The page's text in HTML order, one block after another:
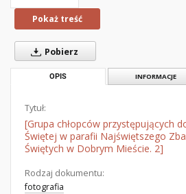
Pokaż treść
Pobierz
OPIS INFORMACJE
Tytuł:
[Grupa chłopców przystępujących
Świętej w parafii Najświętszego
Świętych w Dobrym Mieście. 2]
Rodzaj dokumentu:
fotografia